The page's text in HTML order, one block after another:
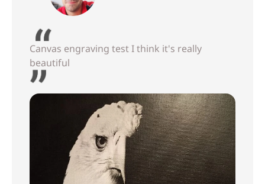
Canvas engraving test I think it's really
beautiful